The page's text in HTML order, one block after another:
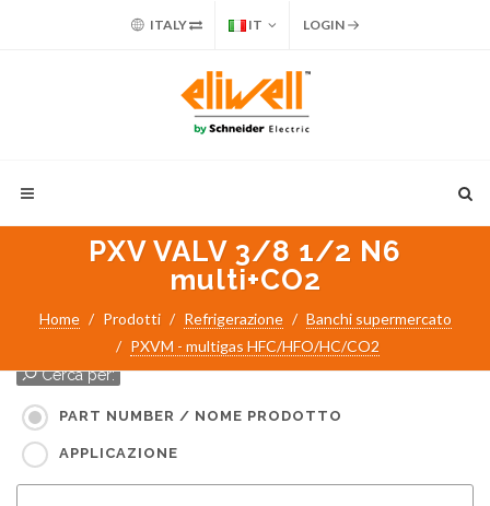
ITALY IT LOGIN
PXV VALV 3/8 1/2 N6
multi+CO2
Home Prodotti Refrigerazione
Banchi supermercato
PXVM - multigas HFC/HFO/HC/CO2
Cerca per:
PART NUMBER / NOME PRODOTTO
APPLICAZIONE